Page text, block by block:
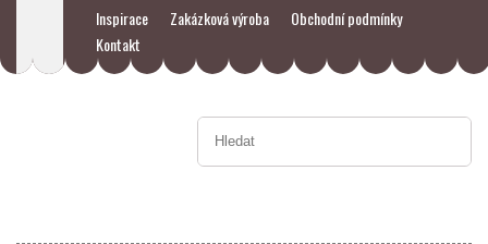
Inspirace Zakázková výroba
Obchodní podmínky
Kontakt